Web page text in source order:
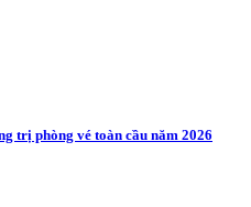
trị phòng vé toàn cầu năm 2026